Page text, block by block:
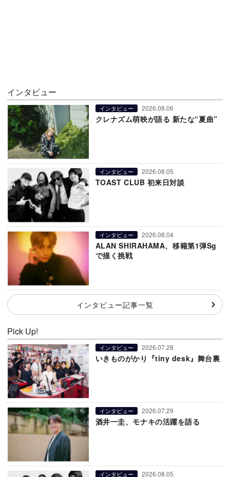
インタビュー
インタビュー 2026.08.06
クレナズム萌映が語る 新たな“夏曲”
インタビュー 2026.08.05
TOAST CLUB 初来日対談
インタビュー 2026.08.04
ALAN SHIRAHAMA、移籍第1弾Sg
で描く挑戦
インタビュー記事一覧
Pick Up!
インタビュー 2026.07.28
いきものがかり『tiny desk』舞台裏
インタビュー 2026.07.29
酒井一圭、モナキの活躍を語る
インタビュー 2026.08.05